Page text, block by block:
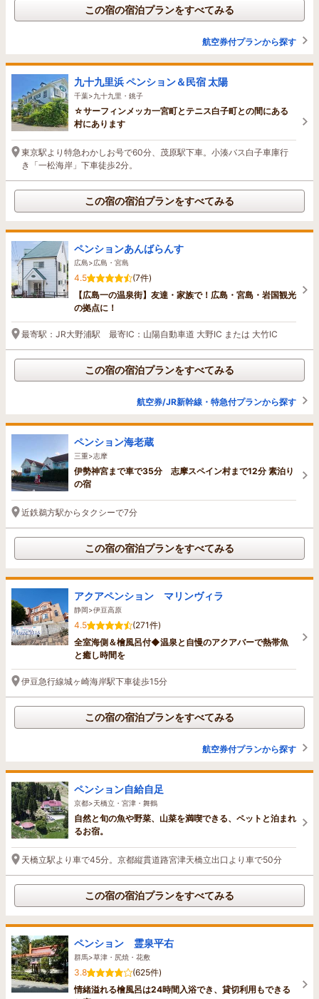
この宿の宿泊プランをすべてみる
航空券付プランから探す
九十九里浜 ペンション＆民宿 太陽
千葉>九十九里・銚子
☆サーフィンメッカ一宮町とテニス白子町との間にある
村にあります
東京駅より特急わかしお号で60分、茂原駅下車。小湊バス白子車庫行
き「一松海岸」下車徒歩2分。
この宿の宿泊プランをすべてみる
ペンションあんばらんす
広島>広島・宮島
4.5
(7件)
【広島一の温泉街】友達・家族で！広島・宮島・岩国観光
の拠点に！
最寄駅：JR大野浦駅 最寄IC：山陽自動車道 大野IC または 大竹IC
この宿の宿泊プランをすべてみる
航空券/JR新幹線・特急付プランから探す
ペンション海老蔵
三重>志摩
伊勢神宮まで車で35分 志摩スペイン村まで12分 素泊り
の宿
近鉄鵜方駅からタクシーで7分
この宿の宿泊プランをすべてみる
アクアペンション マリンヴィラ
静岡>伊豆高原
4.5
(271件)
全室海側＆檜風呂付◆温泉と自慢のアクアバーで熱帯魚
と癒し時間を
伊豆急行線城ヶ崎海岸駅下車徒歩15分
この宿の宿泊プランをすべてみる
航空券付プランから探す
ペンション自給自足
京都>天橋立・宮津・舞鶴
自然と旬の魚や野菜、山菜を満喫できる、ペットと泊まれ
るお宿。
天橋立駅より車で45分。京都縦貫道路宮津天橋立出口より車で50分
この宿の宿泊プランをすべてみる
ペンション 霊泉平右
群馬>草津・尻焼・花敷
3.8
(625件)
情緒溢れる檜風呂は24時間入浴でき、貸切利用もできる